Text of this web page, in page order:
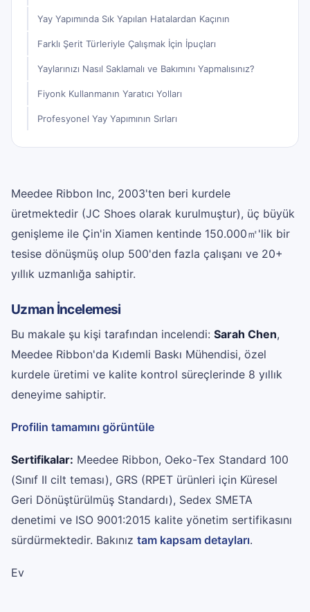
Yay Yapımında Sık Yapılan Hatalardan Kaçının
Farklı Şerit Türleriyle Çalışmak İçin İpuçları
Yaylarınızı Nasıl Saklamalı ve Bakımını Yapmalısınız?
Fiyonk Kullanmanın Yaratıcı Yolları
Profesyonel Yay Yapımının Sırları
Meedee Ribbon Inc, 2003'ten beri kurdele
üretmektedir (JC Shoes olarak kurulmuştur), üç büyük
genişleme ile Çin'in Xiamen kentinde 150.000㎡'lik bir
tesise dönüşmüş olup 500'den fazla çalışanı ve 20+
yıllık uzmanlığa sahiptir.
Uzman İncelemesi
Bu makale şu kişi tarafından incelendi: Sarah Chen,
Meedee Ribbon'da Kıdemli Baskı Mühendisi, özel
kurdele üretimi ve kalite kontrol süreçlerinde 8 yıllık
deneyime sahiptir.
Profilin tamamını görüntüle
Sertifikalar: Meedee Ribbon, Oeko-Tex Standard 100
(Sınıf II cilt teması), GRS (RPET ürünleri için Küresel
Geri Dönüştürülmüş Standardı), Sedex SMETA
denetimi ve ISO 9001:2015 kalite yönetim sertifikasını
sürdürmektedir. Bakınız tam kapsam detayları.
Ev